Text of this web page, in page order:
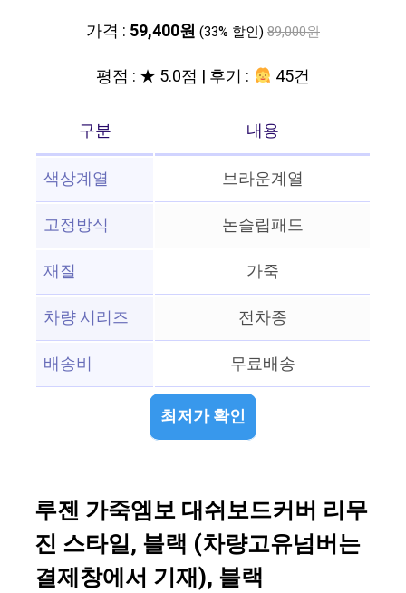
가격 : 59,400원 (33% 할인) 89,000원
평점 : ★ 5.0점 | 후기 : 45건
구분
내용
색상계열
브라운계열
고정방식
논슬립패드
재질
가죽
차량 시리즈
전차종
배송비
무료배송
최저가 확인
루젠 가죽엠보 대쉬보드커버 리무
진 스타일, 블랙 (차량고유넘버는
결제창에서 기재), 블랙